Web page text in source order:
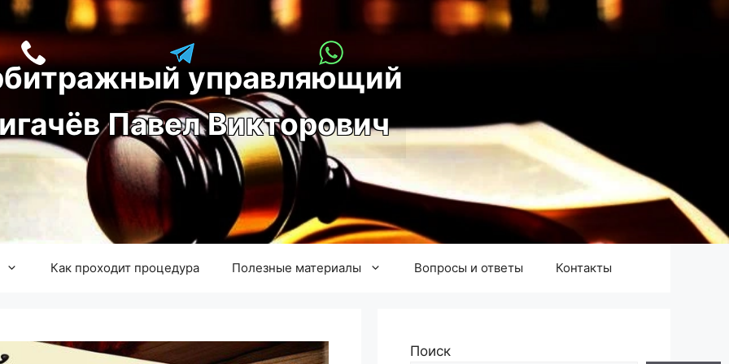
управляющий
игачёв Павел Викторович
Как проходит процедура Полезные материалы Вопросы и ответы Контакты
Поиск